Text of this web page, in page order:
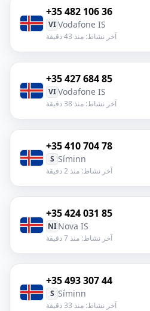
+35 482 106 36
VI Vodafone IS
آخر نشاط: منذ 43 دقيقة
+35 427 684 85
VI Vodafone IS
آخر نشاط: منذ 38 دقيقة
+35 410 704 78
S Síminn
آخر نشاط: منذ 2 دقيقة
+35 424 031 85
NI Nova IS
آخر نشاط: منذ 7 دقيقة
+35 493 307 44
S Síminn
آخر نشاط: منذ 33 دقيقة